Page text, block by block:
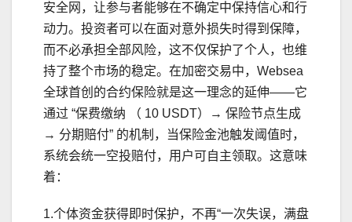
安全网，让参与者能够在不确定中保持信心和行
动力。投资者可以在面对意外损失时得到保障，
而不必承担全部风险，这不仅保护了个人，也维
持了整个市场的稳定。在加密交易中，Websea
全球首创的合约保险就是这一理念的延伸——它
通过 “保费缴纳 （ 10 USDT）→ 保险节点生成
→ 分期赔付” 的机制，当保险金池触发阈值时，
系统会统一空投赔付，用户可自主领取。这意味
着：
1.个体资金获得即时保护，不再“一次失误，满盘